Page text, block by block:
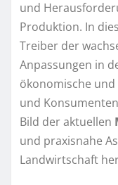
und
Produktion. In
Treiber der
Anpassungen in
ökonomische
und
Bild der aktuellen
und praxisnahe
Landwirtschaft